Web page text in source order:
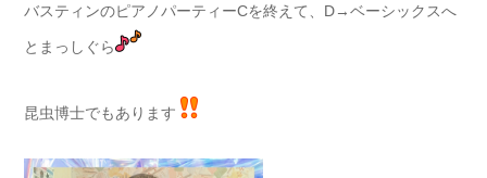
バスティンのピアノパーティーCを終えて、D→ベーシックスへ
とまっしぐら
昆虫博士でもあります